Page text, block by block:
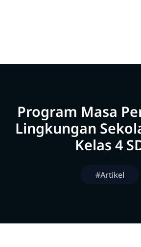
Program Masa
Lingkungan
Kelas 4
#Artikel